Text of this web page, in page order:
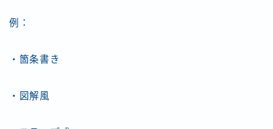
例：
・箇条書き
・図解風